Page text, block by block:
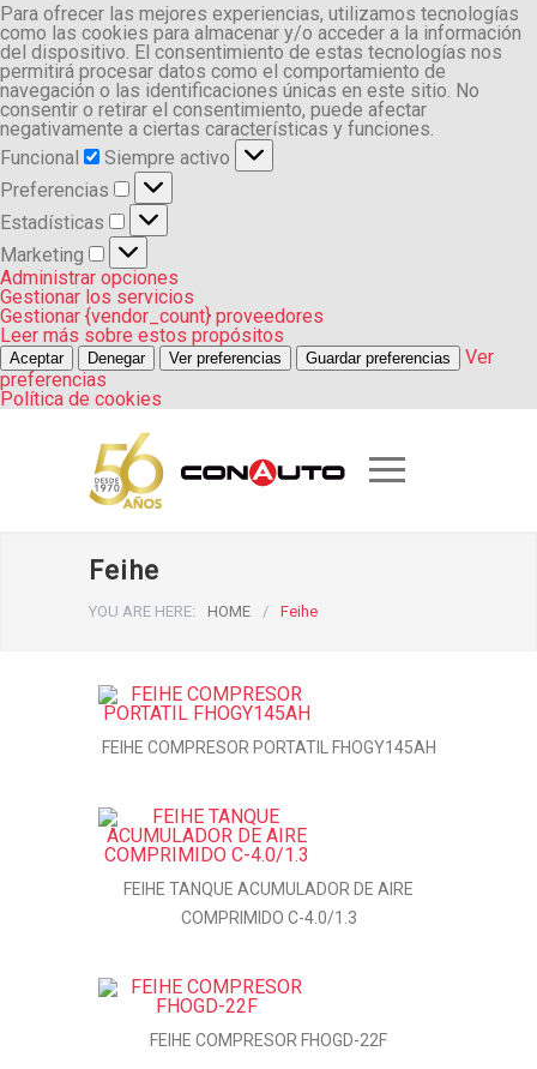
Para ofrecer las mejores experiencias, utilizamos tecnologías
como las cookies para almacenar y/o acceder a la información
del dispositivo. El consentimiento de estas tecnologías nos
permitirá procesar datos como el comportamiento de
navegación o las identificaciones únicas en este sitio. No
consentir o retirar el consentimiento, puede afectar
negativamente a ciertas características y funciones.
Funcional
Funcional
Siempre activo
Preferencias
Preferencias
Estadísticas
Estadísticas
Marketing
Marketing
Administrar opciones
Gestionar los servicios
Gestionar {vendor_count} proveedores
Leer más sobre estos propósitos
Aceptar Denegar Ver preferencias Guardar preferencias
Ver
preferencias
Política de cookies
Feihe
YOU ARE HERE: HOME / Feihe
FEIHE COMPRESOR PORTATIL FHOGY145AH
FEIHE TANQUE ACUMULADOR DE AIRE
COMPRIMIDO C-4.0/1.3
FEIHE COMPRESOR FHOGD-22F